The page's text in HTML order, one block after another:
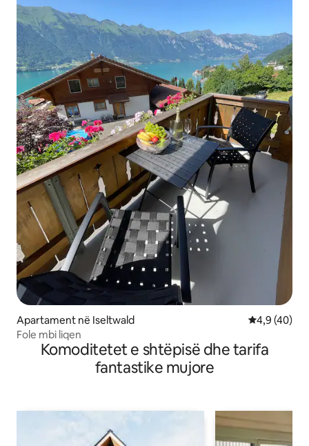
Apartament në Iseltwald Vlerësimi
4,9 (40)
Fole mbi liqen
Komoditetet e shtëpisë dhe tarifa
fantastike mujore